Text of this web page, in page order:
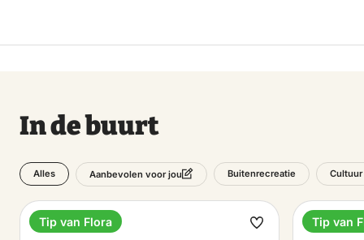
In de buurt
Alles Aanbevolen voor jou Buitenrecreatie Cultuur
Hotel
Tip van Flora
Maak
Tip van